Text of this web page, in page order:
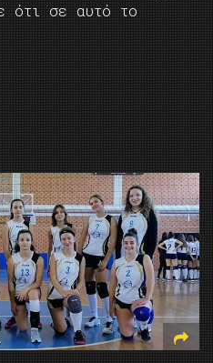
ότι σε αυτό το